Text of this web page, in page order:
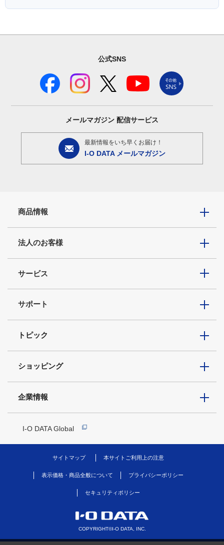
公式SNS
メールマガジン 配信サービス
最新情報をいち早くお届け！
I-O DATA メールマガジン
商品情報
法人のお客様
サービス
サポート
トピック
ショッピング
企業情報
I-O DATA Global
サイトマップ 本サイトご利用上の注意
表示価格・商品全般について プライバシーポリシー
セキュリティポリシー
COPYRIGHT©I-O DATA, INC.